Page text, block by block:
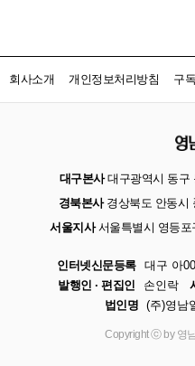
회사소개 개인정보처리방침 구
대구본사대구광역시 동구
경북본사경상북도 안동시
서울지사서울특별시 영등포
인터넷신문등록 대구 아
발행인 · 편집인
손인락
법인명 (주)영남
Copyright ⓒ by 영